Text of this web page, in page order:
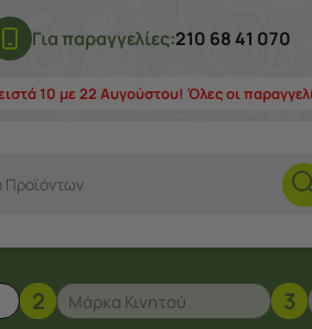
Για παραγγελίες:210 68 41 070
10 με 22 Αυγούστου! Όλες οι
2 3